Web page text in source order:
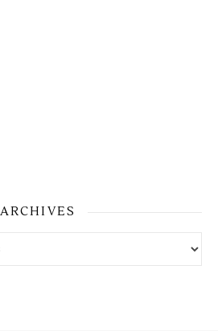
ARCHIVES